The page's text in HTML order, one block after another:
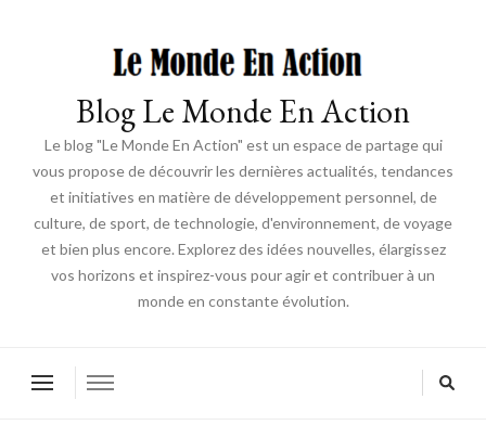
Blog Le Monde En Action
Le blog "Le Monde En Action" est un espace de partage qui
vous propose de découvrir les dernières actualités, tendances
et initiatives en matière de développement personnel, de
culture, de sport, de technologie, d'environnement, de voyage
et bien plus encore. Explorez des idées nouvelles, élargissez
vos horizons et inspirez-vous pour agir et contribuer à un
monde en constante évolution.